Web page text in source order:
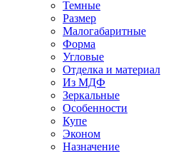
Темные
Размер
Малогабаритные
Форма
Угловые
Отделка и материал
Из МДФ
Зеркальные
Особенности
Купе
Эконом
Назначение